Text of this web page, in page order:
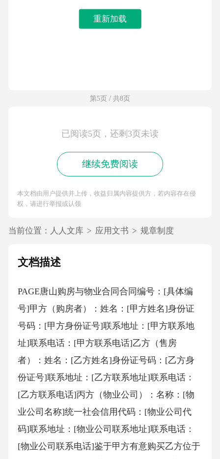
重新加载
第5页 / 共8页
已阅读5页，还剩3页未读
继续免费阅读
本文档由用户提供并上传，收益归属内容提供方，若内容存在侵
权，请进行举报或认领
当前位置： 人人文库 > 应用文书 > 规章制度
文档描述
PAGE唐山购房与物业合同合同编号：[具体编
号]甲方（购房者）：姓名：[甲方姓名]身份证
号码：[甲方身份证号]联系地址：[甲方联系地
址]联系电话：[甲方联系电话]乙方（售房
者）：姓名：[乙方姓名]身份证号码：[乙方身
份证号]联系地址：[乙方联系地址]联系电话：
[乙方联系电话]丙方（物业公司）：名称：[物
业公司名称]统一社会信用代码：[物业公司代
码]联系地址：[物业公司联系地址]联系电话：
[物业公司联系电话]鉴于甲方有意购买乙方位于